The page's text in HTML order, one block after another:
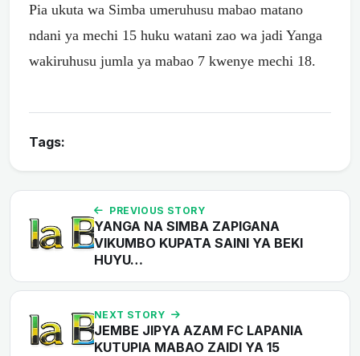
Pia ukuta wa Simba umeruhusu mabao matano
ndani ya mechi 15 huku watani zao wa jadi Yanga
wakiruhusu jumla ya mabao 7 kwenye mechi 18.
Tags:
PREVIOUS STORY
YANGA NA SIMBA ZAPIGANA
VIKUMBO KUPATA SAINI YA BEKI
HUYU…
NEXT STORY
JEMBE JIPYA AZAM FC LAPANIA
KUTUPIA MABAO ZAIDI YA 15